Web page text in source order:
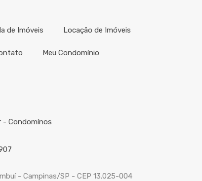
de Imóveis Locação de Imóveis
Meu Condomínio
- Condomínos
- Campinas/SP - CEP 13.025-004